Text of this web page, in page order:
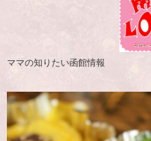
ママの知りたい函館情報